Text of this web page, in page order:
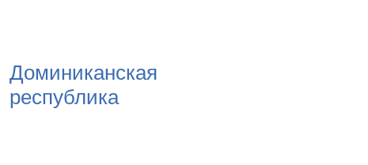
Доминиканская
республика